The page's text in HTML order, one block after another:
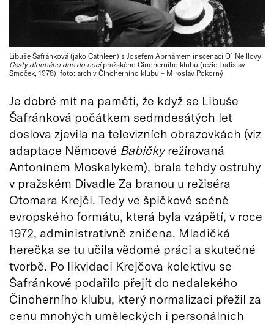
Libuše Šafránková (jako Cathleen) s Josefem Abrhámem inscenaci O´Neillovy
Cesty dlouhého dne do nocipražského Činoherního klubu (režie Ladislav
Smoček, 1978), foto: archiv Činoherního klubu – Miroslav Pokorný
Je dobré mít na paměti, že když se Libuše
Šafránková počátkem sedmdesátých let
doslova zjevila na televizních obrazovkách (viz
adaptace Němcové Babičkyrežírovaná
Antonínem Moskalykem), brala tehdy ostruhy
v pražském Divadle Za branou u režiséra
Otomara Krejči. Tedy ve špičkové scéně
evropského formátu, která byla vzápětí, v roce
1972, administrativně zničena. Mladičká
herečka se tu učila vědomé práci a skutečné
tvorbě. Po likvidaci Krejčova kolektivu se
Šafránkové podařilo přejít do nedalekého
Činoherního klubu, který normalizaci přežil za
cenu mnohých uměleckých i personálních